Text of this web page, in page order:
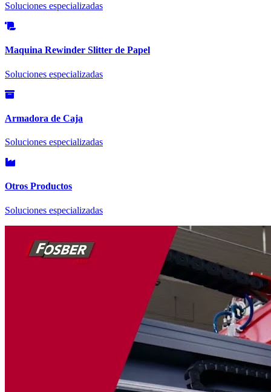
Soluciones especializadas
Maquina Rewinder Slitter de Papel
Soluciones especializadas
Armadora de Caja
Soluciones especializadas
Otros Productos
Soluciones especializadas